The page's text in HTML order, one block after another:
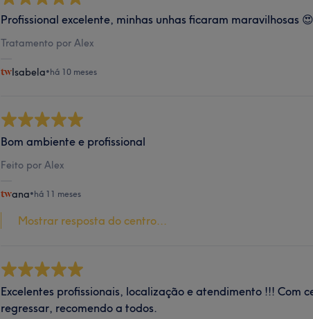
Profissional excelente, minhas unhas ficaram maravilhosas 😍
Tratamento por Alex
Isabela•há 10 meses
Bom ambiente e profissional
Feito por Alex
ana•há 11 meses
Mostrar resposta do centro...
Excelentes profissionais, localização e atendimento !!! Com
regressar, recomendo a todos.